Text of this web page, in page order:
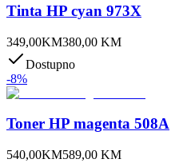
Tinta HP cyan 973X
349,00KM380,00 KM
Dostupno
-8%
Toner HP magenta 508A
540,00KM589,00 KM